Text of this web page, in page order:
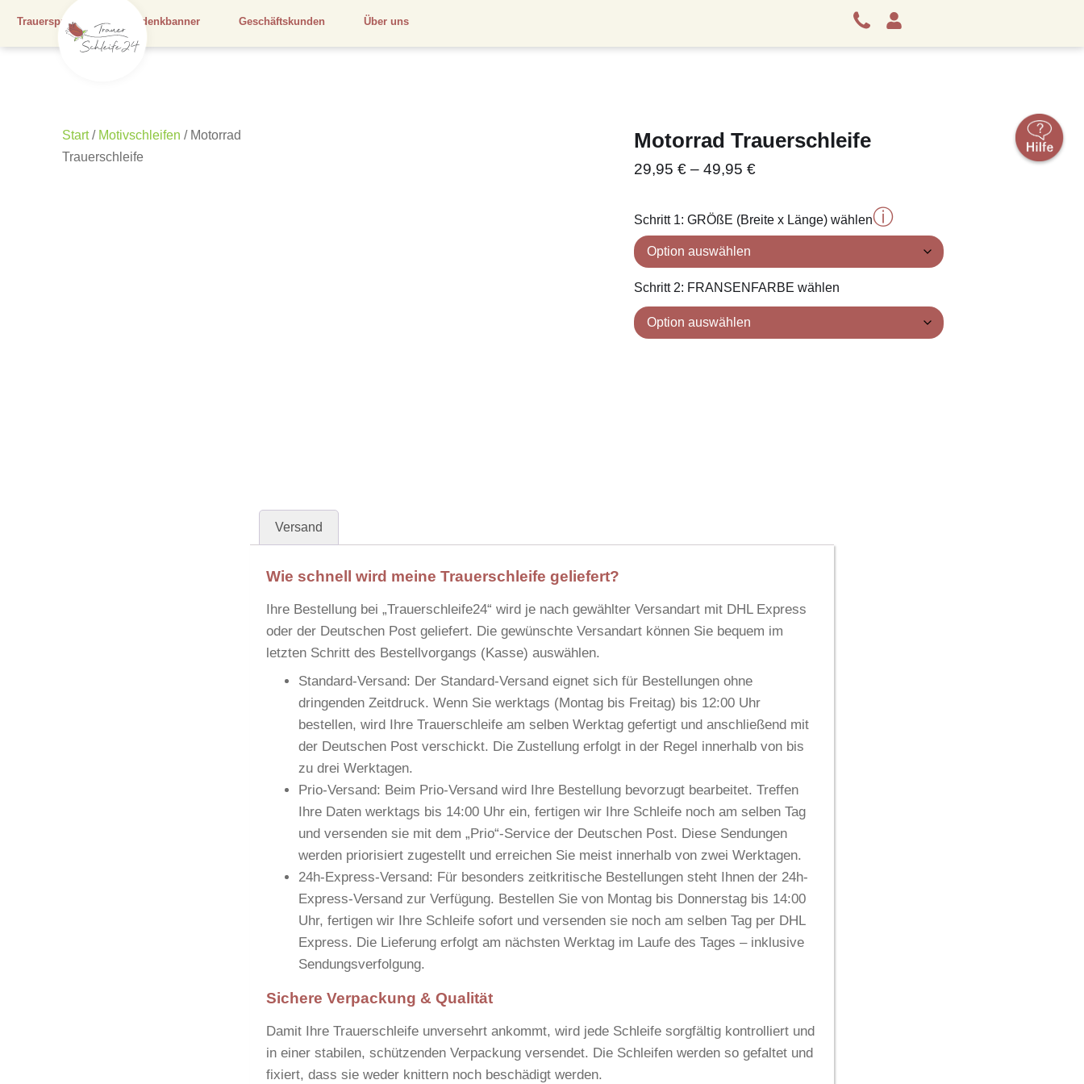
Trauersprüche Gedenkbanner Geschäftskunden Über uns
Start/ Motivschleifen / Motorrad
Trauerschleife
Motorrad Trauerschleife
29,95 € – 49,95 €
Schritt 1: GRÖßE (Breite x Länge) wählenⓘ
Schritt 2: FRANSENFARBE wählen
Versand
Wie schnell wird meine Trauerschleife geliefert?
Ihre Bestellung bei „Trauerschleife24“ wird je nach gewählter Versandart mit DHL Express
oder der Deutschen Postgeliefert. Die gewünschte Versandart können Sie bequem im
letzten Schritt des Bestellvorgangs (Kasse) auswählen.
Standard-Versand: Der Standard-Versand eignet sich für Bestellungen ohne
dringenden Zeitdruck. Wenn Sie werktags (Montag bis Freitag) bis 12:00 Uhr
bestellen, wird Ihre Trauerschleife am selben Werktag gefertigt und anschließend mit
der Deutschen Post verschickt. Die Zustellung erfolgt in der Regel innerhalb von bis
zu drei Werktagen.
Prio-Versand: Beim Prio-Versand wird Ihre Bestellung bevorzugt bearbeitet. Treffen
Ihre Daten werktags bis 14:00 Uhr ein, fertigen wir Ihre Schleife noch am selben Tag
und versenden sie mit dem „Prio“-Service der Deutschen Post. Diese Sendungen
werden priorisiert zugestellt und erreichen Sie meist innerhalb von zwei Werktagen.
24h-Express-Versand: Für besonders zeitkritische Bestellungen steht Ihnen der 24h-
Express-Versand zur Verfügung. Bestellen Sie von Montag bis Donnerstag bis 14:00
Uhr, fertigen wir Ihre Schleife sofort und versenden sie noch am selben Tag per DHL
Express. Die Lieferung erfolgt am nächsten Werktag im Laufe des Tages – inklusive
Sendungsverfolgung.
Sichere Verpackung & Qualität
Damit Ihre Trauerschleife unversehrt ankommt, wird jede Schleife sorgfältig kontrolliert und
in einer stabilen, schützenden Verpackung versendet. Die Schleifen werden so gefaltet und
fixiert, dass sie weder knittern noch beschädigt werden.